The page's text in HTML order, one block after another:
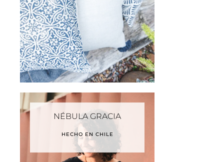
NÉBULA GRACIA
HECHO EN CHILE